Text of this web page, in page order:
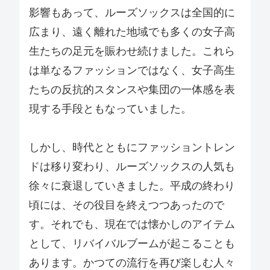
影響もあって、ルーズソックスは全国的に
広まり、遠く離れた地域でも多くの女子高
生たちの足元を賑わせ続けました。これら
は単なるファッションではなく、女子高生
たちの反抗的スタンスや集団の一体感を表
現する手段ともなっていました。
しかし、時代とともにファッショントレン
ドは移り変わり、ルーズソックスの人気も
徐々に衰退していきました。平成の終わり
頃には、その役目を終えつつあったので
す。それでも、現在では懐かしのアイテム
として、リバイバルブームが起こることも
あります。かつての流行を再び楽しむ人々